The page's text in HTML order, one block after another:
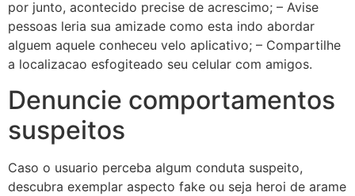
por junto, acontecido precise de acrescimo; – Avise
pessoas leria sua amizade como esta indo abordar
alguem aquele conheceu velo aplicativo; – Compartilhe
a localizacao esfogiteado seu celular com amigos.
Denuncie comportamentos
suspeitos
Caso o usuario perceba algum conduta suspeito,
descubra exemplar aspecto fake ou seja heroi de arame